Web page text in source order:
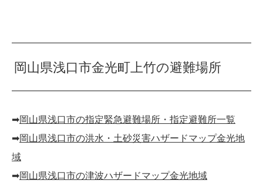
岡山県浅口市金光町上竹の避難場所
➡︎岡山県浅口市の指定緊急避難場所・指定避難所一覧
➡︎岡山県浅口市の洪水・土砂災害ハザードマップ金光地
域
➡︎岡山県浅口市の津波ハザードマップ金光地域